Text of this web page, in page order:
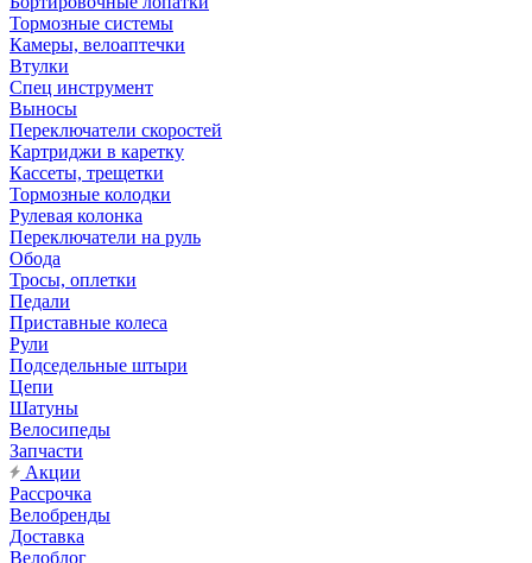
Тормозные системы
Камеры, велоаптечки
Втулки
Спец инструмент
Выносы
Переключатели скоростей
Картриджи в каретку
Кассеты, трещетки
Тормозные колодки
Рулевая колонка
Переключатели на руль
Обода
Тросы, оплетки
Педали
Приставные колеса
Рули
Подседельные штыри
Цепи
Шатуны
Велосипеды
Запчасти
Акции
Рассрочка
Велобренды
Доставка
Велоблог